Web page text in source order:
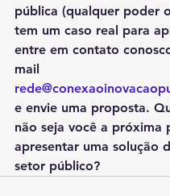
pública (qualquer poder
tem um caso real para
entre em contato
mail
e envie uma proposta.
não seja você a próxima
apresentar uma solução
setor público?